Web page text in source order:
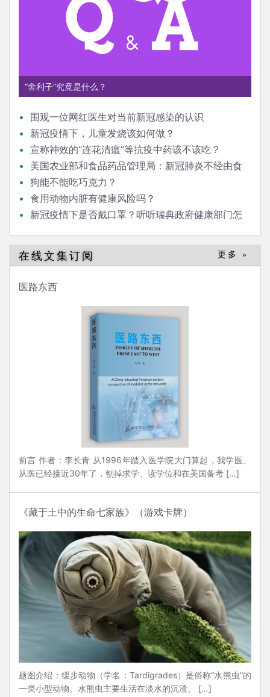
“舍利子”究竟是什么？
围观一位网红医生对当前新冠感染的认识
新冠疫情下，儿童发烧该如何做？
宣称神效的“连花清瘟”等抗疫中药该不该吃？
美国农业部和食品药品管理局：新冠肺炎不经由食
品或食品包装传播
狗能不能吃巧克力？
食用动物内脏有健康风险吗？
新冠疫情下是否戴口罩？听听瑞典政府健康部门怎
在线文集订阅 更多 »
医路东西
前言 作者：李长青 从1996年踏入医学院大门算起，我学医、
从医已经接近30年了，刨掉求学、读学位和在美国备考 […]
《藏于土中的生命七家族》（游戏卡牌）
题图介绍：缓步动物（学名：Tardigrades）是俗称“水熊虫”的
一类小型动物。水熊虫主要生活在淡水的沉渣、 […]